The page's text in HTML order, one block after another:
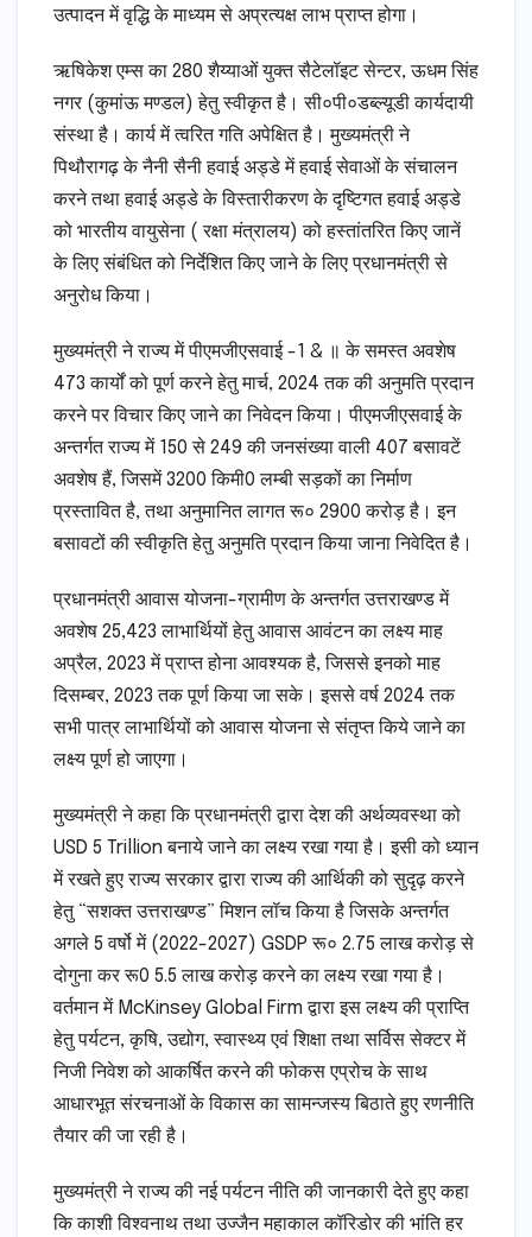
उत्पादन में वृद्धि के माध्यम से अप्रत्यक्ष लाभ प्राप्त होगा।
ऋषिकेश एम्स का 280 शैय्याओं युक्त सैटेलॉइट सेन्टर, ऊधम सिंह
नगर (कुमांऊ मण्डल) हेतु स्वीकृत है। सी०पी०डब्ल्यूडी कार्यदायी
संस्था है। कार्य में त्वरित गति अपेक्षित है। मुख्यमंत्री ने
पिथौरागढ़ के नैनी सैनी हवाई अड्डे में हवाई सेवाओं के संचालन
करने तथा हवाई अड्डे के विस्तारीकरण के दृष्टिगत हवाई अड्डे
को भारतीय वायुसेना ( रक्षा मंत्रालय) को हस्तांतरित किए जानें
के लिए संबंधित को निर्देशित किए जाने के लिए प्रधानमंत्री से
अनुरोध किया।
मुख्यमंत्री ने राज्य में पीएमजीएसवाई -1 & ॥ के समस्त अवशेष
473 कार्यों को पूर्ण करने हेतु मार्च, 2024 तक की अनुमति प्रदान
करने पर विचार किए जाने का निवेदन किया। पीएमजीएसवाई के
अन्तर्गत राज्य में 150 से 249 की जनसंख्या वाली 407 बसावटें
अवशेष हैं, जिसमें 3200 किमी0 लम्बी सड़कों का निर्माण
प्रस्तावित है, तथा अनुमानित लागत रू० 2900 करोड़ है। इन
बसावटों की स्वीकृति हेतु अनुमति प्रदान किया जाना निवेदित है।
प्रधानमंत्री आवास योजना-ग्रामीण के अन्तर्गत उत्तराखण्ड में
अवशेष 25,423 लाभार्थियों हेतु आवास आवंटन का लक्ष्य माह
अप्रैल, 2023 में प्राप्त होना आवश्यक है, जिससे इनको माह
दिसम्बर, 2023 तक पूर्ण किया जा सके। इससे वर्ष 2024 तक
सभी पात्र लाभार्थियों को आवास योजना से संतृप्त किये जाने का
लक्ष्य पूर्ण हो जाएगा।
मुख्यमंत्री ने कहा कि प्रधानमंत्री द्वारा देश की अर्थव्यवस्था को
USD 5 Trillion बनाये जाने का लक्ष्य रखा गया है। इसी को ध्यान
में रखते हुए राज्य सरकार द्वारा राज्य की आर्थिकी को सुदृढ़ करने
हेतु “सशक्त उत्तराखण्ड” मिशन लॉच किया है जिसके अन्तर्गत
अगले 5 वर्षो में (2022-2027) GSDP रू० 2.75 लाख करोड़ से
दोगुना कर रू0 5.5 लाख करोड़ करने का लक्ष्य रखा गया है।
वर्तमान में McKinsey Global Firm द्वारा इस लक्ष्य की प्राप्ति
हेतु पर्यटन, कृषि, उद्योग, स्वास्थ्य एवं शिक्षा तथा सर्विस सेक्टर में
निजी निवेश को आकर्षित करने की फोकस एप्रोच के साथ
आधारभूत संरचनाओं के विकास का सामन्जस्य बिठाते हुए रणनीति
तैयार की जा रही है।
मुख्यमंत्री ने राज्य की नई पर्यटन नीति की जानकारी देते हुए कहा
कि काशी विश्वनाथ तथा उज्जैन महाकाल कॉरिडोर की भांति हर